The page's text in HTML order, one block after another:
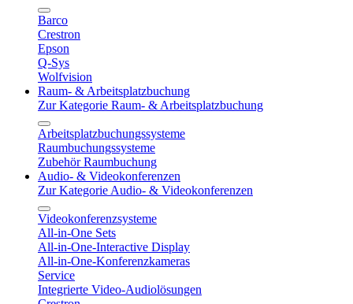
Barco
Crestron
Epson
Q-Sys
Wolfvision
Raum- & Arbeitsplatzbuchung
Zur Kategorie Raum- & Arbeitsplatzbuchung
Arbeitsplatzbuchungssysteme
Raumbuchungssysteme
Zubehör Raumbuchung
Audio- & Videokonferenzen
Zur Kategorie Audio- & Videokonferenzen
Videokonferenzsysteme
All-in-One Sets
All-in-One-Interactive Display
All-in-One-Konferenzkameras
Service
Integrierte Video-Audiolösungen